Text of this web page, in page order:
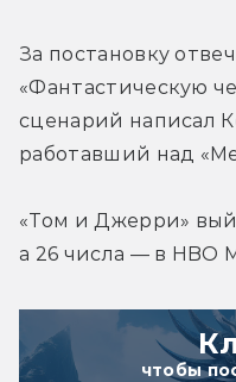
За постановку
«Фантастическую
сценарий написал
работавший над
«Том и Джерри»
а 26 числа — в HBO
чтобы